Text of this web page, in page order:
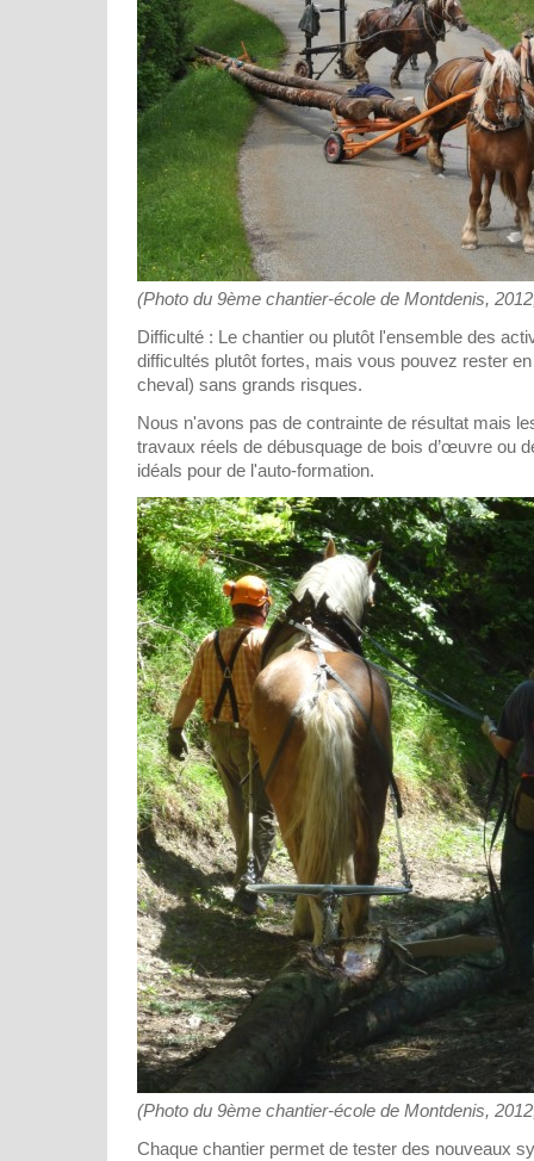
(Photo du 9ème chantier-école de Montdenis,
Difficulté : Le chantier ou plutôt l'ensemble des
difficultés plutôt fortes, mais vous pouvez rester
cheval) sans grands risques.
Nous n'avons pas de contrainte de résultat mais
travaux réels de débusquage de bois d’œuvre ou
idéals pour de l'auto-formation.
(Photo du 9ème chantier-école de Montdenis,
Chaque chantier permet de tester des nouveaux